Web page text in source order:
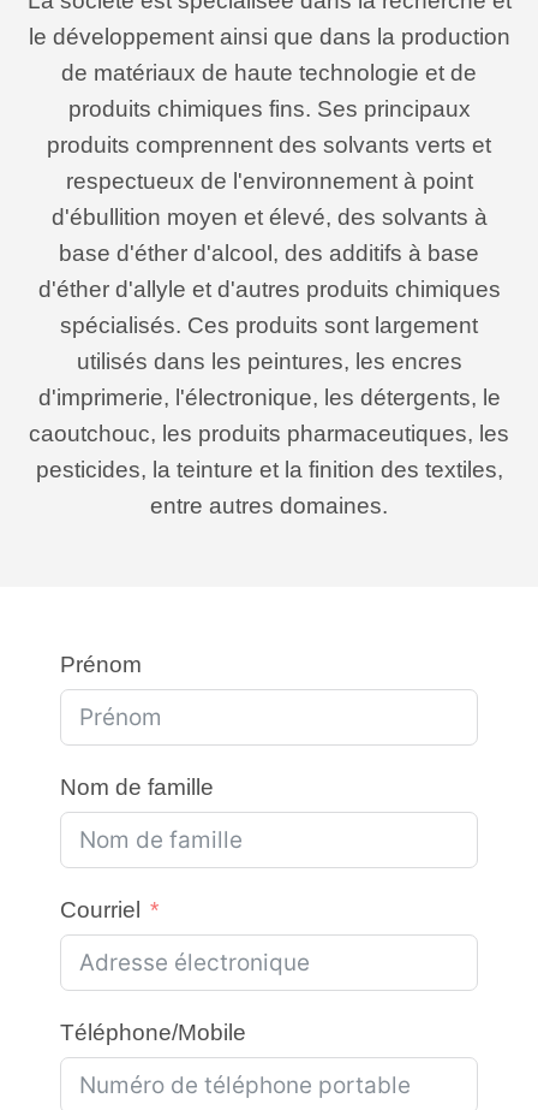
le développement ainsi que dans la production
de matériaux de haute technologie et de
produits chimiques fins. Ses principaux
produits comprennent des solvants verts et
respectueux de l'environnement à point
d'ébullition moyen et élevé, des solvants à
base d'éther d'alcool, des additifs à base
d'éther d'allyle et d'autres produits chimiques
spécialisés. Ces produits sont largement
utilisés dans les peintures, les encres
d'imprimerie, l'électronique, les détergents, le
caoutchouc, les produits pharmaceutiques, les
pesticides, la teinture et la finition des textiles,
entre autres domaines.
Prénom
Nom de famille
Courriel
Téléphone/Mobile